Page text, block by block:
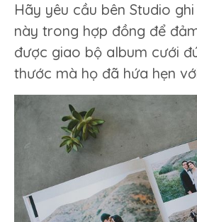
Hãy yêu cầu bên Studio
này trong hợp đồng để
được giao bộ album cưới
thước mà họ đã hứa hẹn